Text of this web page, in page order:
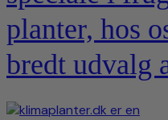
planter, hos
bredt udvalg